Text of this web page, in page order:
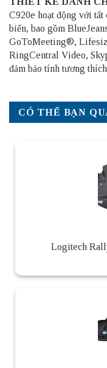
C920e hoạt động với
biến, bao gồm
GoToMeeting®,
RingCentral Video,
đảm bảo tính tương
CÓ THỂ BẠN
Logitech